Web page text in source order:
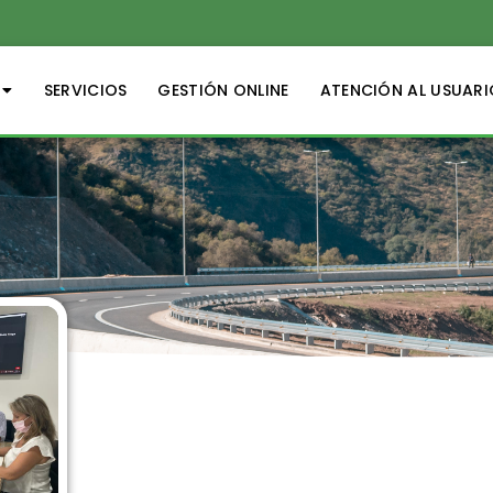
SERVICIOS GESTIÓN ONLINE ATENCIÓN AL